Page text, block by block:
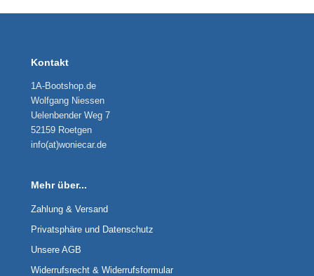
Kontakt
1A-Bootshop.de
Wolfgang Niessen
Uelenbender Weg 7
52159 Roetgen
info(at)woniecar.de
Mehr über...
Zahlung & Versand
Privatsphäre und Datenschutz
Unsere AGB
Widerrufsrecht & Widerrufsformular